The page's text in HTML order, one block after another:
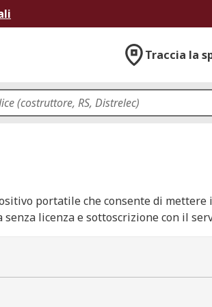
Traccia la
portatile che consente di mettere
licenza e sottoscrizione con il
servizio. Le radio bidirezionali sono
con una base di attacco o mobili
Al rilascio del pulsante, il ricevitore